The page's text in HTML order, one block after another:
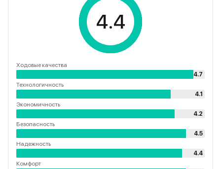
4.4
Ходовые качества
4.7
Технологичность
4.1
Экономичность
4.2
Безопасность
4.5
Надежность
4.4
Комфорт